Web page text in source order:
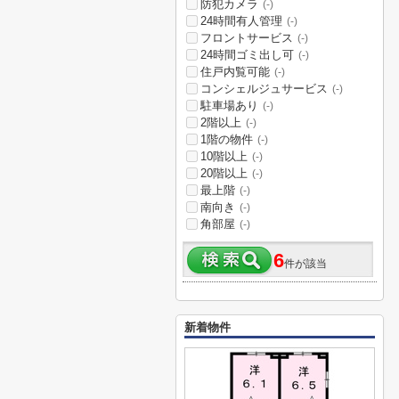
防犯カメラ (-)
24時間有人管理 (-)
フロントサービス (-)
24時間ゴミ出し可 (-)
住戸内覧可能 (-)
コンシェルジュサービス (-)
駐車場あり (-)
2階以上 (-)
1階の物件 (-)
10階以上 (-)
20階以上 (-)
最上階 (-)
南向き (-)
角部屋 (-)
6件が該当
新着物件